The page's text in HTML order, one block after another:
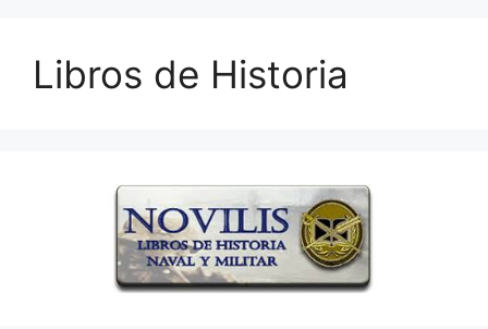
Libros de Historia